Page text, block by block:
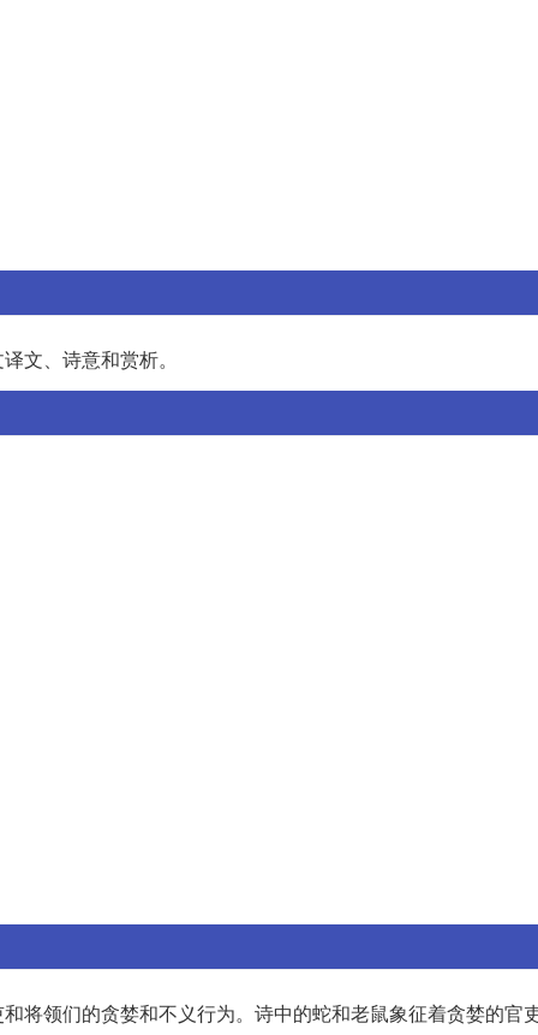
文、诗意和赏析。
将领们的贪婪和不义行为。诗中的蛇和老鼠象征着贪婪的官